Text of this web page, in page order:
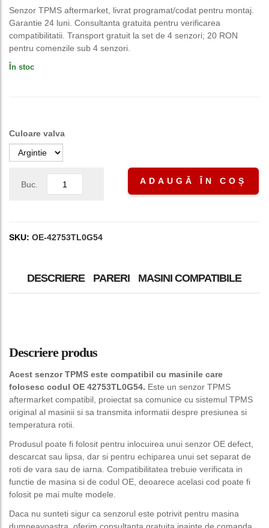
inițial
a
curent
este:
Senzor TPMS aftermarket, livrat programat/codat pentru montaj.
Garantie 24 luni. Consultanta gratuita pentru verificarea
compatibilitatii. Transport gratuit la set de 4 senzori; 20 RON
pentru comenzile sub 4 senzori.
În stoc
Culoare valva
Buc. ADAUGĂ ÎN COȘ
SKU: OE-42753TL0G54
DESCRIERE PARERI MASINI COMPATIBILE
Descriere produs
Acest senzor TPMS este compatibil cu masinile care
folosesc codul OE 42753TL0G54. Este un senzor TPMS
aftermarket compatibil, proiectat sa comunice cu sistemul TPMS
original al masinii si sa transmita informatii despre presiunea si
temperatura rotii.
Produsul poate fi folosit pentru inlocuirea unui senzor OE defect,
descarcat sau lipsa, dar si pentru echiparea unui set separat de
roti de vara sau de iarna. Compatibilitatea trebuie verificata in
functie de masina si de codul OE, deoarece acelasi cod poate fi
folosit pe mai multe modele.
Daca nu sunteti sigur ca senzorul este potrivit pentru masina